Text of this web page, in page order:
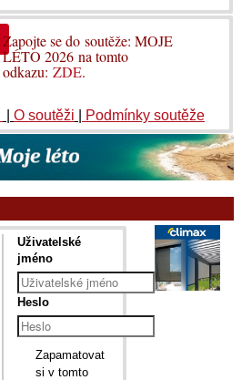
Zapojte se do soutěže: MOJE
LÉTO 2026 na tomto
odkazu:ZDE.
O soutěži Podmínky soutěže
Uživatelské
jméno
Heslo
Zapamatovat
si v tomto